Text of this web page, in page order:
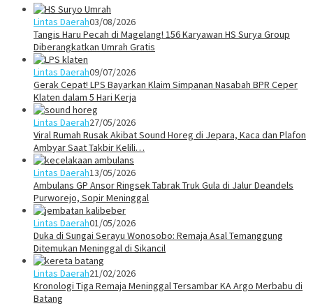
Lintas Daerah03/08/2026
Tangis Haru Pecah di Magelang! 156 Karyawan HS Surya Group
Diberangkatkan Umrah Gratis
Lintas Daerah09/07/2026
Gerak Cepat! LPS Bayarkan Klaim Simpanan Nasabah BPR Ceper
Klaten dalam 5 Hari Kerja
Lintas Daerah27/05/2026
Viral Rumah Rusak Akibat Sound Horeg di Jepara, Kaca dan Plafon
Ambyar Saat Takbir Kelili…
Lintas Daerah13/05/2026
Ambulans GP Ansor Ringsek Tabrak Truk Gula di Jalur Deandels
Purworejo, Sopir Meninggal
Lintas Daerah01/05/2026
Duka di Sungai Serayu Wonosobo: Remaja Asal Temanggung
Ditemukan Meninggal di Sikancil
Lintas Daerah21/02/2026
Kronologi Tiga Remaja Meninggal Tersambar KA Argo Merbabu di
Batang